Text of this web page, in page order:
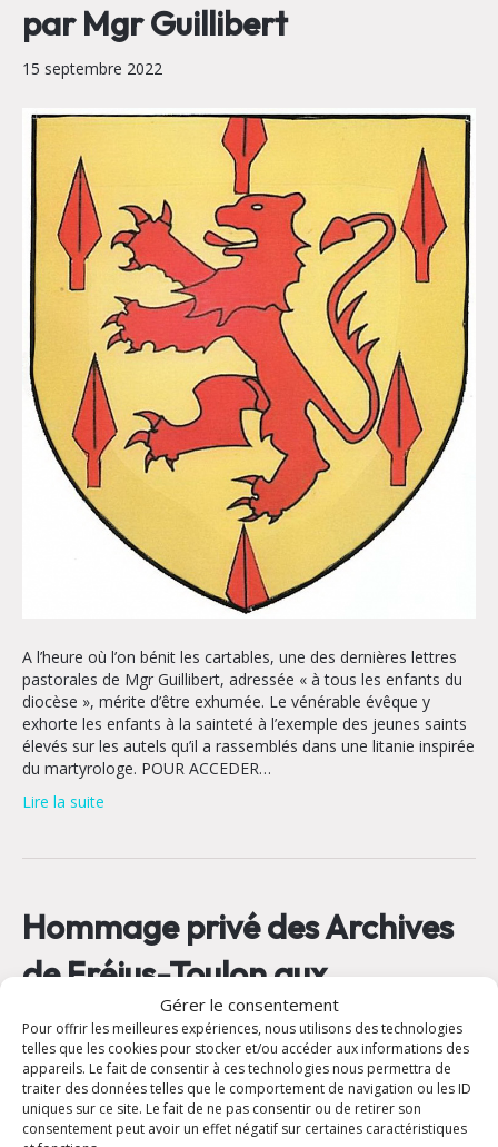
Gérer le consentement
Pour offrir les meilleures expériences, nous utilisons des technologies
telles que les cookies pour stocker et/ou accéder aux informations des
appareils. Le fait de consentir à ces technologies nous permettra de
traiter des données telles que le comportement de navigation ou les ID
uniques sur ce site. Le fait de ne pas consentir ou de retirer son
consentement peut avoir un effet négatif sur certaines caractéristiques
par Mgr Guillibert
15 septembre 2022
A l’heure où l’on bénit les cartables, une des dernières lettres
pastorales de Mgr Guillibert, adressée « à tous les enfants du
diocèse », mérite d’être exhumée. Le vénérable évêque y
exhorte les enfants à la sainteté à l’exemple des jeunes saints
élevés sur les autels qu’il a rassemblés dans une litanie inspirée
du martyrologe. POUR ACCEDER…
Lire la suite
Hommage privé des Archives
de Fréjus-Toulon aux
donateurs de La Castille (Lyon
– 8-9 septembre 2022)
10 septembre 2022